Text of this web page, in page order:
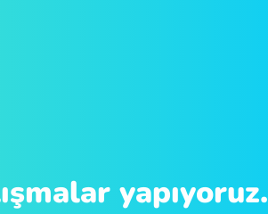
yapıyoruz.